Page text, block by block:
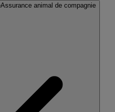
Assurance animal de compagnie